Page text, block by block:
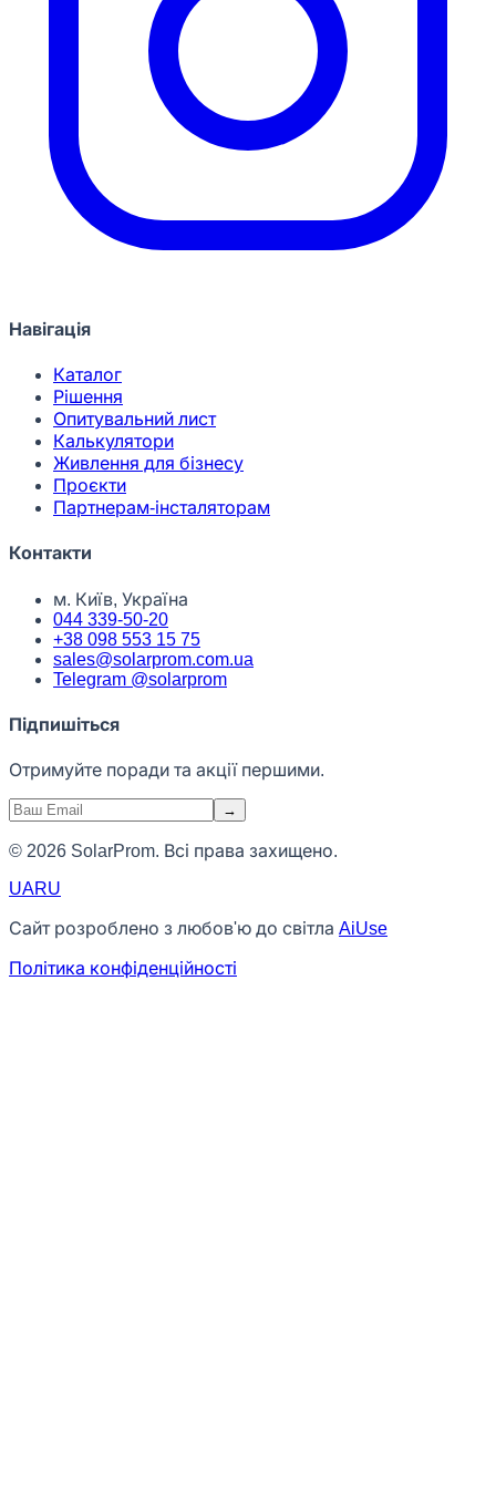
Навігація
Каталог
Рішення
Опитувальний лист
Калькулятори
Живлення для бізнесу
Проєкти
Партнерам-інсталяторам
Контакти
м. Київ, Україна
044 339-50-20
+38 098 553 15 75
sales@solarprom.com.ua
Telegram @solarprom
Підпишіться
Отримуйте поради та акції першими.
→
© 2026 SolarProm. Всі права захищено.
UARU
Сайт розроблено з любов'ю до світла AiUse
Політика конфіденційності